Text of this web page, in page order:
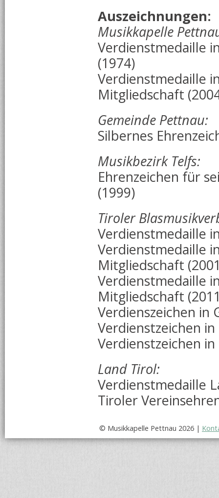
Auszeichnungen:
Musikkapelle
Verdienstmedaille
(1974)
Verdienstmedaille
Mitgliedschaft
Gemeinde Pettnau:
Silbernes
Musikbezirk Telfs:
Ehrenzeichen für
(1999)
Tiroler
Verdienstmedaille
Verdienstmedaille
Mitgliedschaft
Verdienstmedaille
Mitgliedschaft
Verdienszeichen in
Verdienstzeichen in
Verdienstzeichen in
Land Tirol:
Verdienstmedaille
Tiroler
© Musikkapelle Pettnau 2026 |